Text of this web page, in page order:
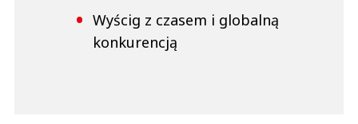
Wyścig z czasem i globalną
konkurencją